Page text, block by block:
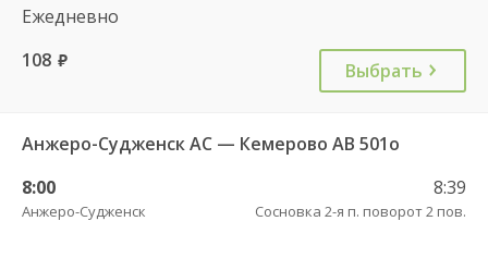
Ежедневно
108 руб. Выбрать
Анжеро-Судженск АС — Кемерово АВ 501о
8:00
Анжеро-Судженск
8:39
Сосновка 2-я п. поворот 2 пов.